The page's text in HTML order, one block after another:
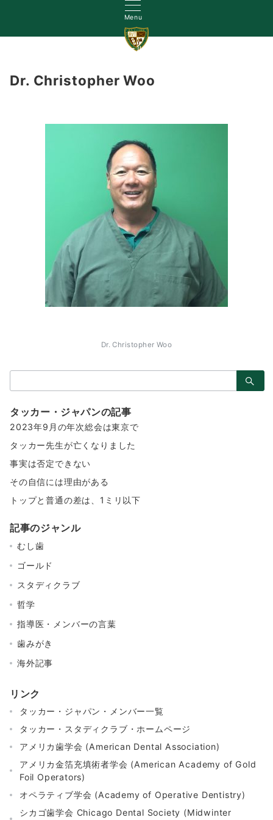
Menu
なぜゴールド(金)？
Dr. Christopher Woo
Dr. Christopher Woo
索：
タッカー・ジャパンの記事
2023年9月の年次総会は東京で
タッカー先生が亡くなりました
事実は否定できない
その自信には理由がある
トップと普通の差は、1ミリ以下
記事のジャンル
むし歯
ゴールド
スタディクラブ
哲学
指導医・メンバーの言葉
歯みがき
海外記事
リンク
タッカー・ジャパン・メンバー一覧
タッカー・スタディクラブ・ホームページ
アメリカ歯学会 (American Dental Association)
アメリカ金箔充填術者学会 (American Academy of Gold
Foil Operators)
オペラティブ学会 (Academy of Operative Dentistry)
シカゴ歯学会 Chicago Dental Society (Midwinter